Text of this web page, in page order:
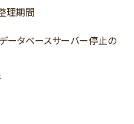
理期間
ータベースサーバー停止の